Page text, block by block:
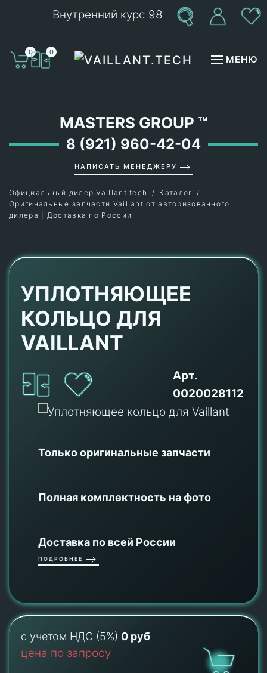
Внутренний курс 98
0 0
МЕНЮ
MASTERS GROUP ™
8 (921) 960-42-04
НАПИСАТЬ МЕНЕДЖЕРУ
Официальный дилер Vaillant.tech
Каталог
Оригинальные запчасти Vaillant от авторизованного
дилера | Доставка по России
УПЛОТНЯЮЩЕЕ
КОЛЬЦО ДЛЯ
VAILLANT
Арт.
0020028112
Только оригинальные запчасти
Полная комплектность на фото
Доставка по всей России
ПОДРОБНЕЕ
с учетом НДС (5%) 0 руб
цена по запросу